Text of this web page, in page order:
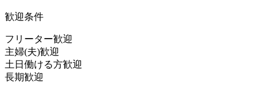
歓迎条件
フリーター歓迎
主婦(夫)歓迎
土日働ける方歓迎
長期歓迎